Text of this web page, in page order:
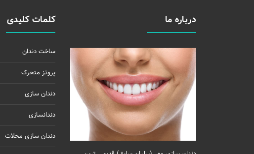
درباره ما کلمات کلیدی
ساخت دندان
پروتز متحرک
دندان سازی
دندانسازی
دندان سازی محلات